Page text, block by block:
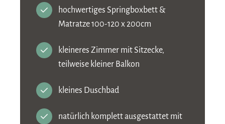
hochwertiges Springboxbett &
Matratze 100-120 x 200cm
kleineres Zimmer mit Sitzecke,
teilweise kleiner Balkon
kleines Duschbad
natürlich komplett ausgestattet mit